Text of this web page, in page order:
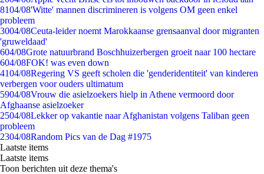
8104/08'Witte' mannen discrimineren is volgens OM geen enkel
probleem
3004/08Ceuta-leider noemt Marokkaanse grensaanval door migranten
'gruweldaad'
604/08Grote natuurbrand Boschhuizerbergen groeit naar 100 hectare
604/08FOK! was even down
4104/08Regering VS geeft scholen die 'genderidentiteit' van kinderen
verbergen voor ouders ultimatum
5904/08Vrouw die asielzoekers hielp in Athene vermoord door
Afghaanse asielzoeker
2504/08Lekker op vakantie naar Afghanistan volgens Taliban geen
probleem
2304/08Random Pics van de Dag #1975
Laatste items
Laatste items
Toon berichten uit deze thema's